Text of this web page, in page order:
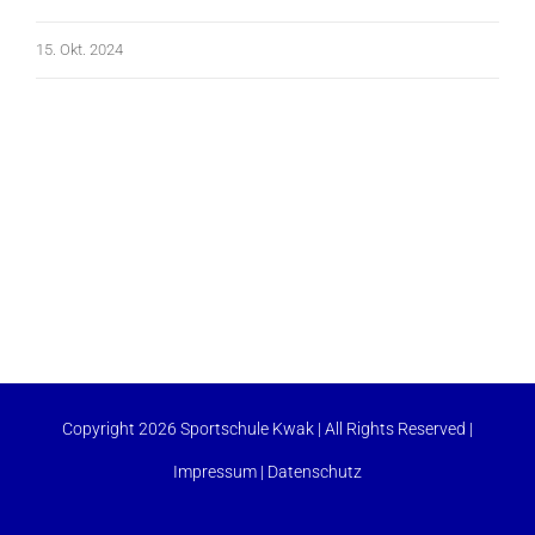
15. Okt. 2024
Copyright 2026 Sportschule Kwak | All Rights Reserved |
Impressum | Datenschutz